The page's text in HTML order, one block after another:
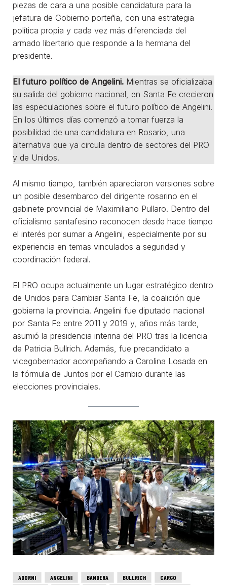
piezas de cara a una posible candidatura para la
jefatura de Gobierno porteña, con una estrategia
política propia y cada vez más diferenciada del
armado libertario que responde a la hermana del
presidente.
El futuro político de Angelini. Mientras se oficializaba
su salida del gobierno nacional, en Santa Fe crecieron
las especulaciones sobre el futuro político de Angelini.
En los últimos días comenzó a tomar fuerza la
posibilidad de una candidatura en Rosario, una
alternativa que ya circula dentro de sectores del PRO
y de Unidos.
Al mismo tiempo, también aparecieron versiones sobre
un posible desembarco del dirigente rosarino en el
gabinete provincial de Maximiliano Pullaro. Dentro del
oficialismo santafesino reconocen desde hace tiempo
el interés por sumar a Angelini, especialmente por su
experiencia en temas vinculados a seguridad y
coordinación federal.
El PRO ocupa actualmente un lugar estratégico dentro
de Unidos para Cambiar Santa Fe, la coalición que
gobierna la provincia. Angelini fue diputado nacional
por Santa Fe entre 2011 y 2019 y, años más tarde,
asumió la presidencia interina del PRO tras la licencia
de Patricia Bullrich. Además, fue precandidato a
vicegobernador acompañando a Carolina Losada en
la fórmula de Juntos por el Cambio durante las
elecciones provinciales.
ADORNI ANGELINI BANDERA BULLRICH
CARGO